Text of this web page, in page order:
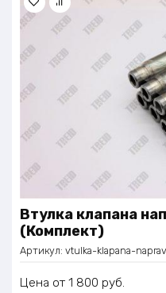
Втулка клапана
(Комплект)
Артикул: vtulka-klapana-
Цена 1 800 руб.